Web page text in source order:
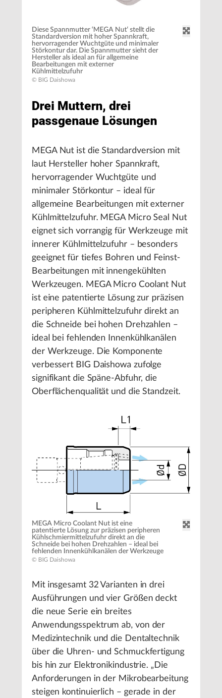
Diese Spannmutter ‘MEGA Nut‘ stellt die
Standardversion mit hoher Spannkraft,
hervorragender Wuchtgüte und minimaler
Störkontur dar. Die Spannmutter sieht der
Hersteller als ideal an für allgemeine
Bearbeitungen mit externer
Kühlmittelzufuhr
© BIG Daishowa
Drei Muttern, drei
passgenaue Lösungen
MEGA Nut ist die Standardversion mit
laut Hersteller hoher Spannkraft,
hervorragender Wuchtgüte und
minimaler Störkontur – ideal für
allgemeine Bearbeitungen mit externer
Kühlmittelzufuhr. MEGA Micro Seal Nut
eignet sich vorrangig für Werkzeuge mit
innerer Kühlmittelzufuhr – besonders
geeignet für tiefes Bohren und Feinst-
Bearbeitungen mit innengekühlten
Werkzeugen. MEGA Micro Coolant Nut
ist eine patentierte Lösung zur präzisen
peripheren Kühlmittelzufuhr direkt an
die Schneide bei hohen Drehzahlen –
ideal bei fehlenden Innenkühlkanälen
der Werkzeuge. Die Komponente
verbessert BIG Daishowa zufolge
signifikant die Späne-Abfuhr, die
Oberflächenqualität und die Standzeit.
MEGA Micro Coolant Nut ist eine
patentierte Lösung zur präzisen peripheren
Kühlschmiermittelzufuhr direkt an die
Schneide bei hohen Drehzahlen – ideal bei
fehlenden Innenkühlkanälen der Werkzeuge
© BIG Daishowa
Mit insgesamt 32 Varianten in drei
Ausführungen und vier Größen deckt
die neue Serie ein breites
Anwendungsspektrum ab, von der
Medizintechnik und die Dentaltechnik
über die Uhren- und Schmuckfertigung
bis hin zur Elektronikindustrie. „Die
Anforderungen in der Mikrobearbeitung
steigen kontinuierlich – gerade in der